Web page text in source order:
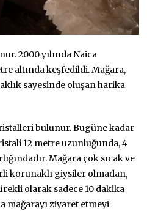
2000 yılında Naica
altında keşfedildi. Mağara,
sayesinde oluşan harika
bulunur. Bugüne kadar
12 metre uzunluğunda, 4
Mağara çok sıcak ve
korunaklı giysiler olmadan,
olarak sadece 10 dakika
mağarayı ziyaret etmeyi